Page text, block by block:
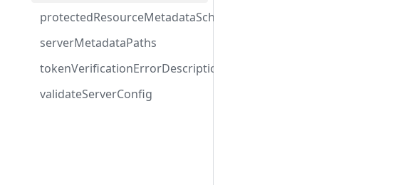
protectedResourceMetadataSchema
serverMetadataPaths
tokenVerificationErrorDescription
validateServerConfig